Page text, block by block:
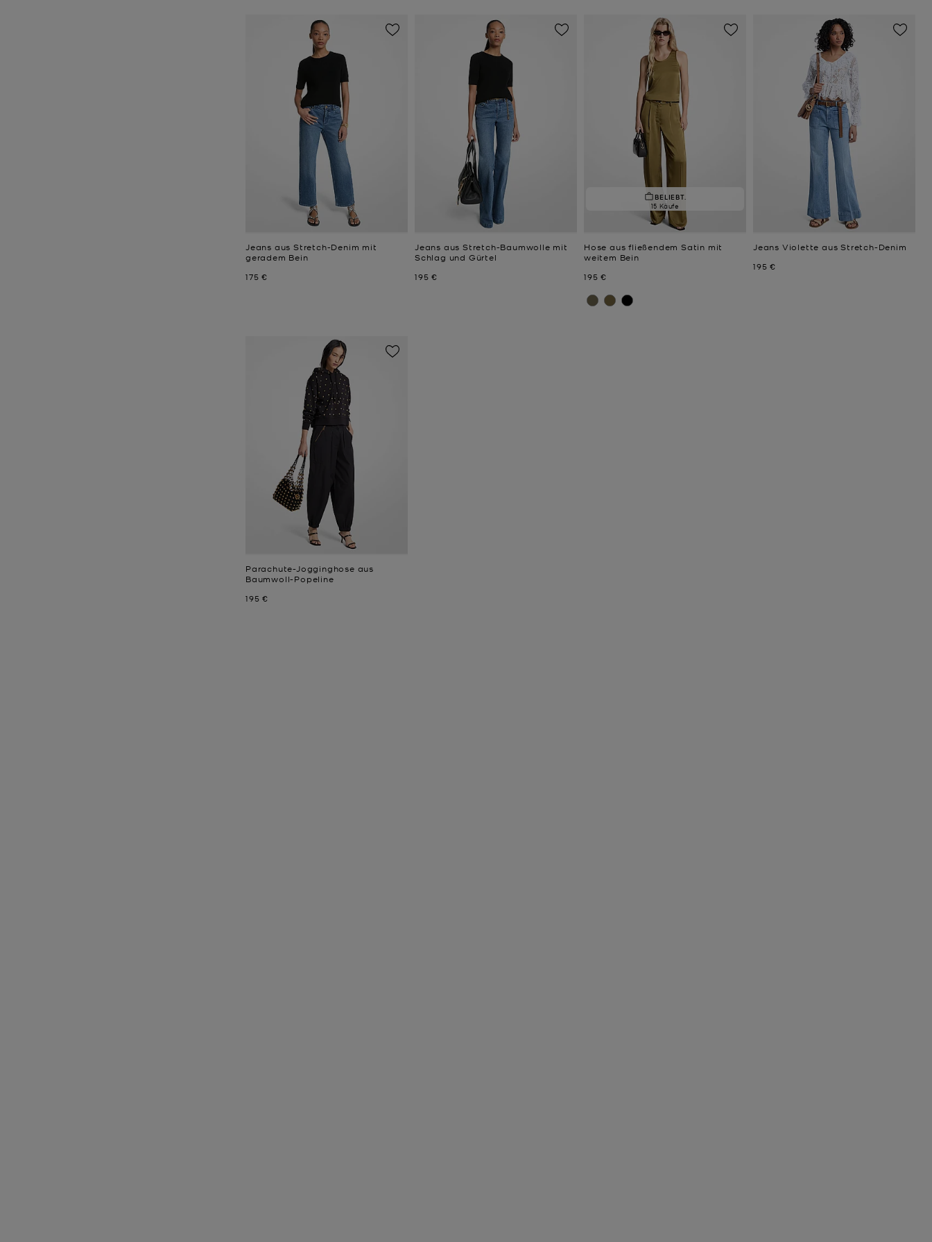
Jeans aus Stretch-Denim mit
geradem Bein
Jetzt
175 €
Jeans aus Stretch-Baumwolle mit
Schlag und Gürtel
Jetzt
195 €
BELIEBT.
15 Käufe
Hose aus fließendem Satin mit
weitem Bein
Jetzt
195 €
Jeans Violette aus Stretch-Denim
Jetzt
195 €
Parachute-Jogginghose aus
Baumwoll-Popeline
Jetzt
195 €